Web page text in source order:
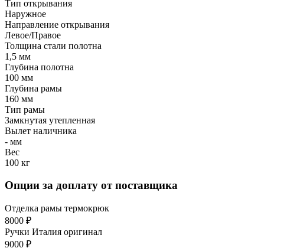
Тип открывания
Наружное
Направление открывания
Левое/Правое
Толщина стали полотна
1,5 мм
Глубина полотна
100 мм
Глубина рамы
160 мм
Тип рамы
Замкнутая утепленная
Вылет наличника
- мм
Вес
100 кг
Опции за доплату от поставщика
Отделка рамы термокрюк
8000 ₽
Ручки Италия оригинал
9000 ₽